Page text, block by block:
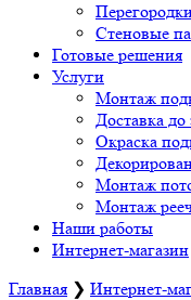
Стеновые
Готовые решения
Услуги
Монтаж
Доставка до
Окраска
Монтаж
Монтаж
Наши работы
Интернет-магазин
Главная ❯ Интернет-